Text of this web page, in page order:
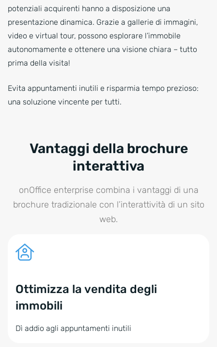
potenziali acquirenti hanno a disposizione una
presentazione dinamica. Grazie a gallerie di immagini,
video e virtual tour, possono esplorare l’immobile
autonomamente e ottenere una visione chiara – tutto
prima della visita!
Evita appuntamenti inutili e risparmia tempo prezioso:
una soluzione vincente per tutti.
Vantaggi della brochure
interattiva
onOffice enterprise combina i vantaggi di una
brochure tradizionale con l’interattività di un sito
web.
Ottimizza la vendita degli
immobili
Dì addio agli appuntamenti inutili